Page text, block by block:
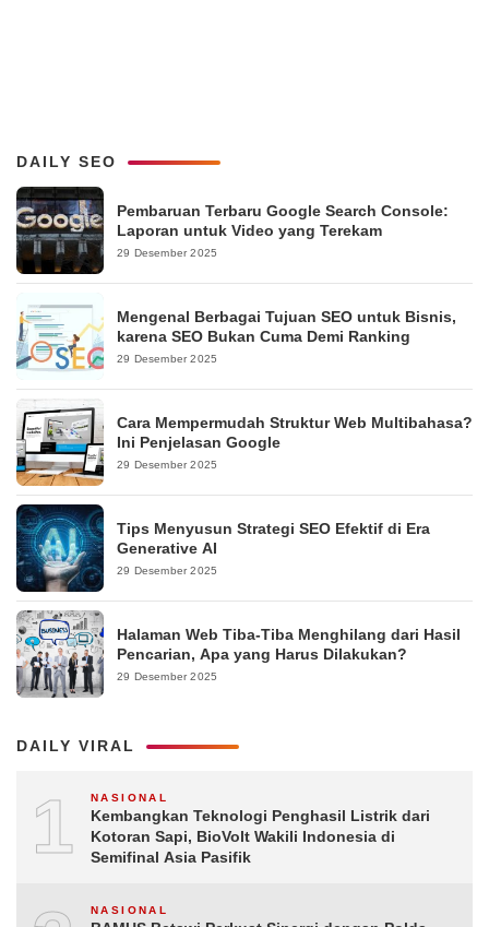
DAILY SEO
Pembaruan Terbaru Google Search Console:
Laporan untuk Video yang Terekam
29 Desember 2025
Mengenal Berbagai Tujuan SEO untuk Bisnis,
karena SEO Bukan Cuma Demi Ranking
29 Desember 2025
Cara Mempermudah Struktur Web Multibahasa?
Ini Penjelasan Google
29 Desember 2025
Tips Menyusun Strategi SEO Efektif di Era
Generative AI
29 Desember 2025
Halaman Web Tiba-Tiba Menghilang dari Hasil
Pencarian, Apa yang Harus Dilakukan?
29 Desember 2025
DAILY VIRAL
1 NASIONAL
Kembangkan Teknologi Penghasil Listrik dari
Kotoran Sapi, BioVolt Wakili Indonesia di
Semifinal Asia Pasifik
NASIONAL